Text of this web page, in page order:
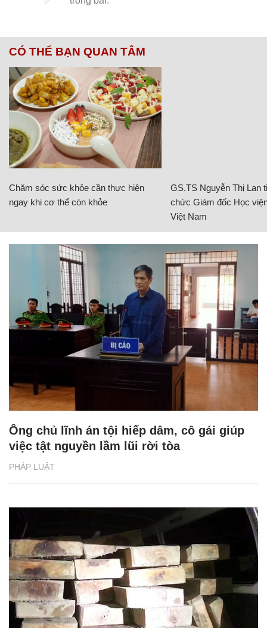
CÓ THỂ BẠN QUAN TÂM
Chăm sóc sức khỏe cần thực hiện
ngay khi cơ thể còn khỏe
GS.TS Nguyễn Thị Lan
chức Giám đốc Học
Việt Nam
PHÁP LUẬT
Ông chủ lĩnh án tội hiếp dâm, cô gái giúp
việc tật nguyền lầm lũi rời tòa